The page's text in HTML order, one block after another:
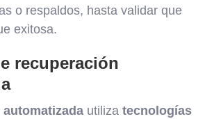
o respaldos, hasta validar que
exitosa.
recuperación
utiliza tecnologías